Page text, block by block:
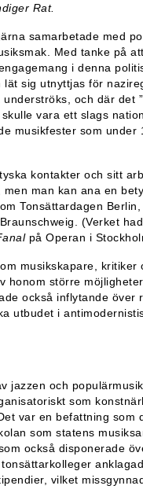
Rat.
samarbetade med
Med tanke på
i denna
sig utnyttjas för
och där det
vara ett slags
musikfester som under
kontakter och sitt
man kan ana en
Tonsättardagen
(Verket
på Operan i
musikskapare,
honom större
också inflytande över
utbudet i
jazzen och
som
var en befattning som
som statens
också disponerade
vilket